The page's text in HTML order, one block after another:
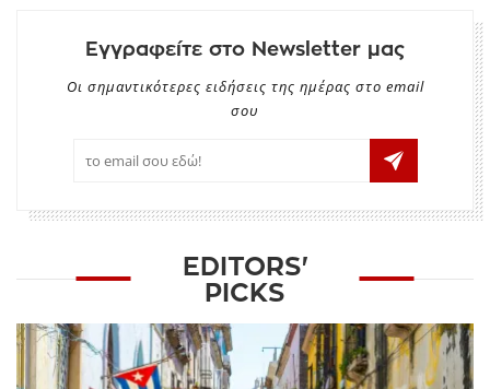
Εγγραφείτε στο Newsletter μας
Οι σημαντικότερες ειδήσεις της ημέρας στο email
σου
EDITORS'
PICKS